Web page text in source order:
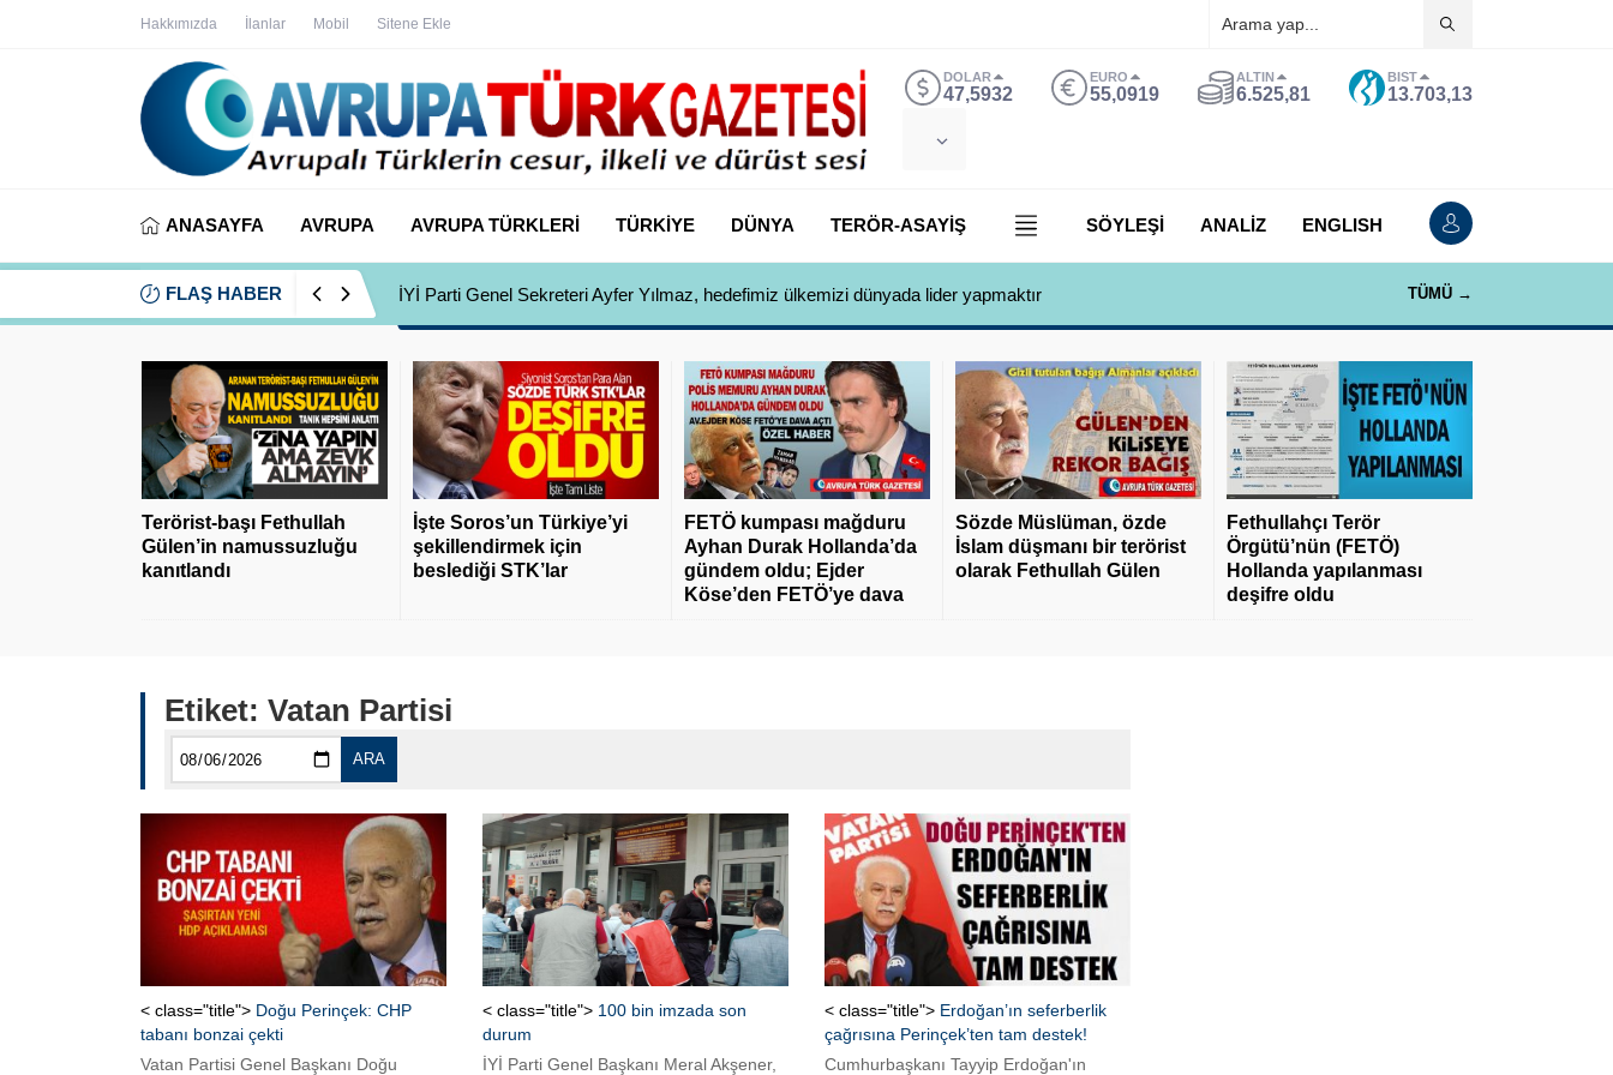
Hakkımızda İlanlar Mobil Sitene Ekle
DOLAR
47,5932
EURO
55,0919
ALTIN
6.525,81
BIST
13.703,13
ANASAYFA AVRUPA AVRUPA TÜRKLERİ TÜRKİYE DÜNYA TERÖR-ASAYİŞ SÖYLEŞİ ANALİZ ENGLISH
FLAŞ HABER İYİ Partili Ayfer Yılmaz, Özlem Kardeş Sancar’a gündemi değerlendirdi TÜMÜ →
Terörist-başı Fethullah
Gülen’in namussuzluğu
kanıtlandı
İşte Soros’un Türkiye’yi
şekillendirmek için
beslediği STK’lar
FETÖ kumpası mağduru
Ayhan Durak Hollanda’da
gündem oldu; Ejder
Köse’den FETÖ’ye dava
Sözde Müslüman, özde
İslam düşmanı bir terörist
olarak Fethullah Gülen
Fethullahçı Terör
Örgütü’nün (FETÖ)
Hollanda yapılanması
deşifre oldu
Etiket: Vatan Partisi
ARA
< class="title"> Doğu Perinçek: CHP
tabanı bonzai çekti
Vatan Partisi Genel Başkanı Doğu
< class="title"> 100 bin imzada son
durum
İYİ Parti Genel Başkanı Meral Akşener,
< class="title"> Erdoğan’ın seferberlik
çağrısına Perinçek’ten tam destek!
Cumhurbaşkanı Tayyip Erdoğan'ın